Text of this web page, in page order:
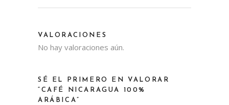
VALORACIONES
No hay valoraciones aún.
SÉ EL PRIMERO EN VALORAR
“CAFÉ NICARAGUA 100%
ARÁBICA”